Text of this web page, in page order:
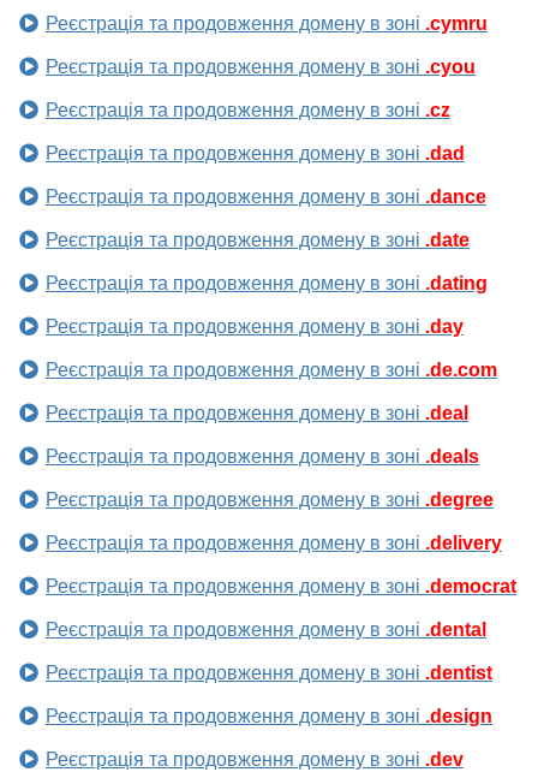
Реєстрація та продовження домену в зоні .cymru
Реєстрація та продовження домену в зоні .cyou
Реєстрація та продовження домену в зоні .cz
Реєстрація та продовження домену в зоні .dad
Реєстрація та продовження домену в зоні .dance
Реєстрація та продовження домену в зоні .date
Реєстрація та продовження домену в зоні .dating
Реєстрація та продовження домену в зоні .day
Реєстрація та продовження домену в зоні .de.com
Реєстрація та продовження домену в зоні .deal
Реєстрація та продовження домену в зоні .deals
Реєстрація та продовження домену в зоні .degree
Реєстрація та продовження домену в зоні .delivery
Реєстрація та продовження домену в зоні .democrat
Реєстрація та продовження домену в зоні .dental
Реєстрація та продовження домену в зоні .dentist
Реєстрація та продовження домену в зоні .design
Реєстрація та продовження домену в зоні .dev